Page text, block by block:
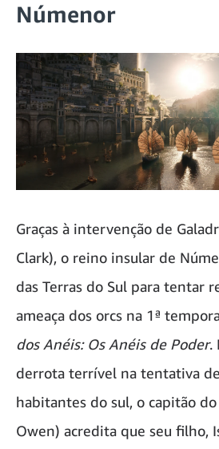
Númenor
Graças à intervenção de
Clark), o reino insular de
das Terras do Sul para tentar
ameaça dos orcs na 1ª
dos Anéis: Os Anéis de Poder.
derrota terrível na tentativa
habitantes do sul, o capitão
Owen) acredita que seu filho,